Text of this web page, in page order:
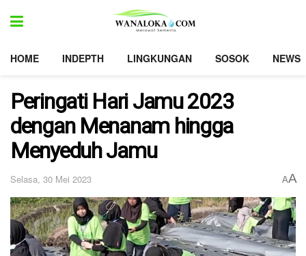
HOME INDEPTH LINGKUNGAN SOSOK NEWS
Peringati Hari Jamu 2023
dengan Menanam hingga
Menyeduh Jamu
Selasa, 30 Mei 2023 AA